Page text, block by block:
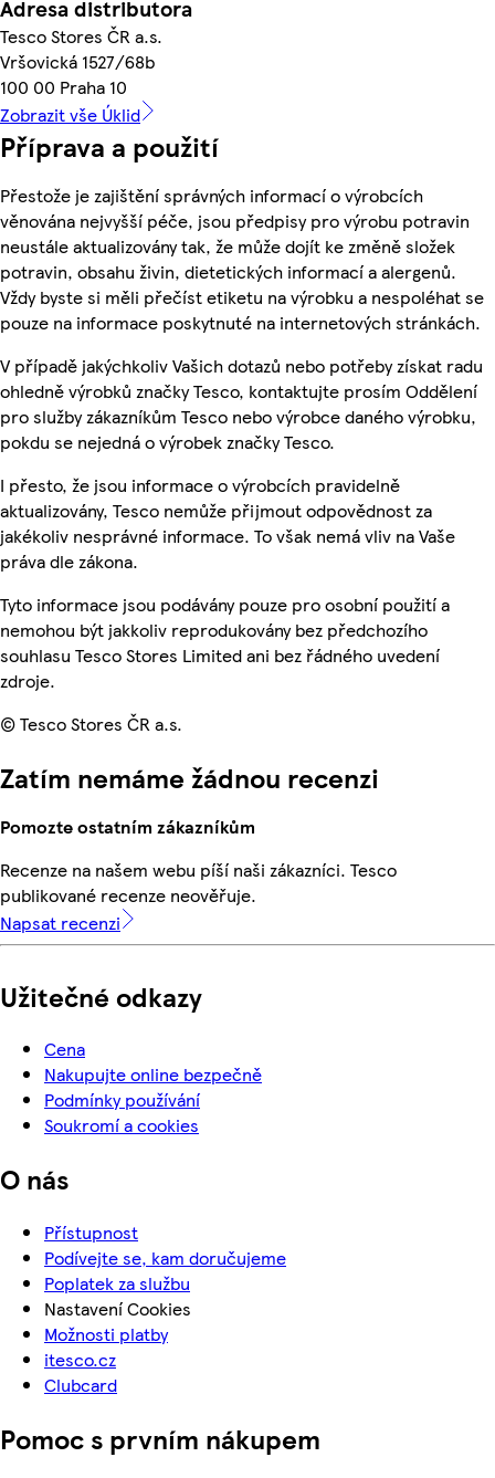
Adresa distributora
Tesco Stores ČR a.s.
Vršovická 1527/68b
100 00 Praha 10
Zobrazit vše Úklid
Příprava a použití
Přestože je zajištění správných informací o výrobcích
věnována nejvyšší péče, jsou předpisy pro výrobu potravin
neustále aktualizovány tak, že může dojít ke změně složek
potravin, obsahu živin, dietetických informací a alergenů.
Vždy byste si měli přečíst etiketu na výrobku a nespoléhat se
pouze na informace poskytnuté na internetových stránkách.
V případě jakýchkoliv Vašich dotazů nebo potřeby získat radu
ohledně výrobků značky Tesco, kontaktujte prosím Oddělení
pro služby zákazníkům Tesco nebo výrobce daného výrobku,
pokdu se nejedná o výrobek značky Tesco.
I přesto, že jsou informace o výrobcích pravidelně
aktualizovány, Tesco nemůže přijmout odpovědnost za
jakékoliv nesprávné informace. To však nemá vliv na Vaše
práva dle zákona.
Tyto informace jsou podávány pouze pro osobní použití a
nemohou být jakkoliv reprodukovány bez předchozího
souhlasu Tesco Stores Limited ani bez řádného uvedení
zdroje.
© Tesco Stores ČR a.s.
Zatím nemáme žádnou recenzi
Pomozte ostatním zákazníkům
Recenze na našem webu píší naši zákazníci. Tesco
publikované recenze neověřuje.
Napsat recenzi
Užitečné odkazy
Cena
Nakupujte online bezpečně
Podmínky používání
Soukromí a cookies
O nás
Přístupnost
Podívejte se, kam doručujeme
Poplatek za službu
Nastavení Cookies
Možnosti platby
itesco.cz
Clubcard
Pomoc s prvním nákupem